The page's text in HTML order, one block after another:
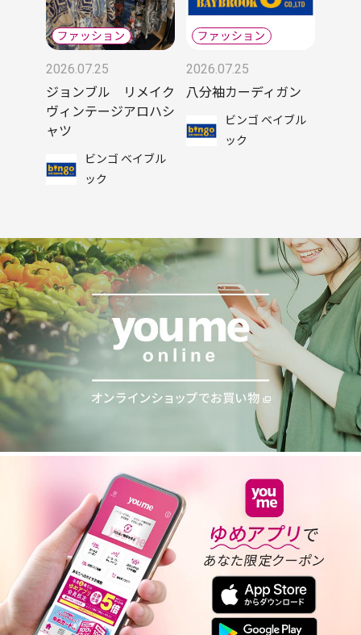
2026.07.25
ジョンブル リメイク
ヴィンテージアロハシ
ャツ
ビンゴ ベイブル
ック
2026.07.25
八分袖カーディガン
ビンゴ ベイブル
ック